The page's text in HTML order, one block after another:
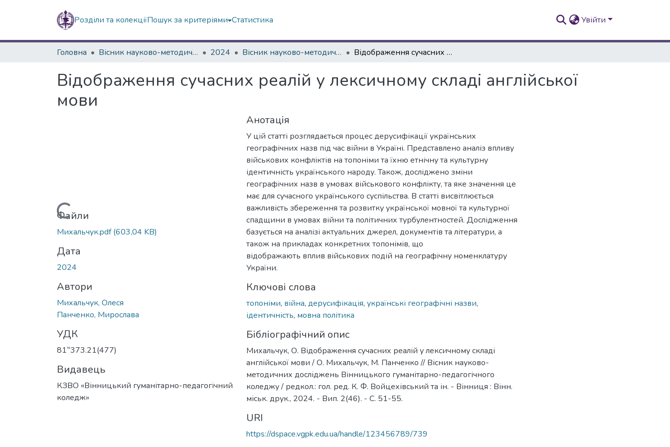
Розділи та колекціїПошук за критеріями Статистика Увійти
Головна Вісник науково-методичних досліджень ВГПК 2024 Вісник науково-методичних досліджень ВГПК № 2 (46) Відображення сучасних реалій у лексичному складі англійської мови
Відображення сучасних реалій у лексичному складі англійської
мови
Вантажиться...
Файли
Михальчук.pdf(603,04 KB)
Дата
2024
Автори
Михальчук, Олеся
Панченко, Мирослава
УДК
81‟373.21(477)
Видавець
КЗВО «Вінницький гуманітарно-педагогічний
коледж»
Анотація
У цій статті розглядається процес дерусифікації українських
географічних назв під час війни в Україні. Представлено аналіз впливу
військових конфліктів на топоніми та їхню етнічну та культурну
ідентичність українського народу. Також, досліджено зміни
географічних назв в умовах військового конфлікту, та яке значення це
має для сучасного українського суспільства. В статті висвітлюється
важливість збереження та розвитку української мовної та культурної
спадщини в умовах війни та політичних турбулентностей. Дослідження
базується на аналізі актуальних джерел, документів та літератури, а
також на прикладах конкретних топонімів, що
відображають вплив військових подій на географічну номенклатуру
України.
Ключові слова
топоніми, війна, дерусифікація, українські географічні назви,
ідентичність, мовна політика
Бібліографічний опис
Михальчук, О. Відображення сучасних реалій у лексичному складі
англійської мови / О. Михальчук, М. Панченко // Вісник науково-
методичних досліджень Вінницького гуманітарно-педагогічного
коледжу / редкол.: гол. ред. К. Ф. Войцехівський та ін. - Вінниця : Вінн.
міськ. друк., 2024. - Вип. 2(46). - С. 51-55.
URI
https://dspace.vgpk.edu.ua/handle/123456789/739